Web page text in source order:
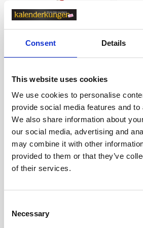
Consent Details
This website uses cookies
We use cookies to personalise
provide social media features and
We also share information about
our social media, advertising and
may combine it with other
provided to them or that they’ve
of their services.
Selection
Necessary
Kulpenna Office 0,7 Röd
8 kr/st
Köp